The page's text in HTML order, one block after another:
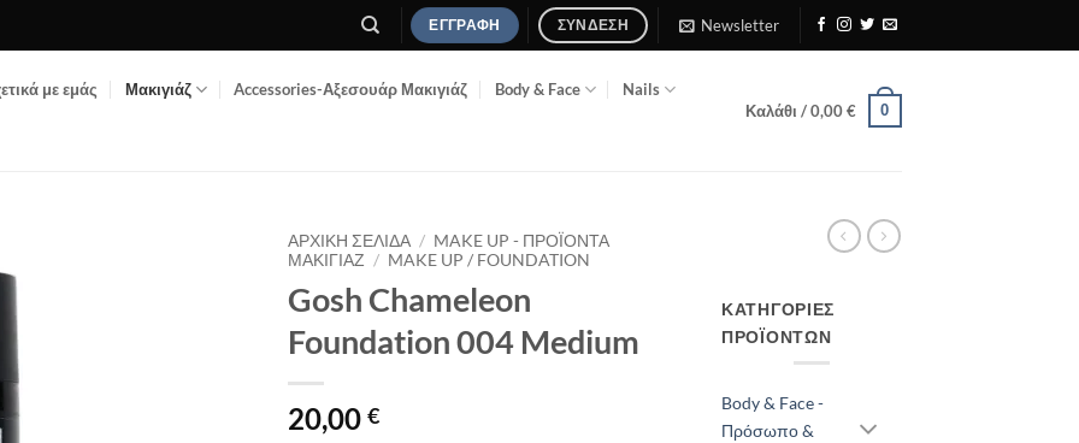
ΕΓΓΡΑΦΉ ΣΎΝΔΕΣΗ Newsletter
με εμάς Μακιγιάζ Accessories-Αξεσουάρ Μακιγιάζ Body & Face Nails
Καλάθι /0,00€ 0
ΑΡΧΙΚΉ ΣΕΛΊΔΑ / MAKE UP - ΠΡΟΪΌΝΤΑ
ΜΑΚΙΓΙΆΖ / MAKE UP / FOUNDATION
Gosh Chameleon
Foundation 004 Medium
20,00 €
ΚΑΤΗΓΟΡΊΕΣ
ΠΡΟΪΌΝΤΩΝ
Body & Face -
Πρόσωπο &